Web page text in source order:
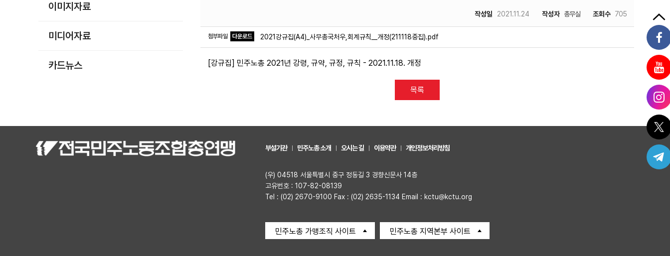
이미지자료
미디어자료
카드뉴스
작성일 2021.11.24 작성자 총무실 조회수 705
첨부파일 다운로드 2021강규집(A4)_사무총국처우,회계규칙__개정(211118중집).pdf
[강규집] 민주노총 2021년 강령, 규약, 규정, 규칙 - 2021.11.18. 개정
목록
부설기관 민주노총 소개 오시는 길 이용약관 개인정보처리방침
(우) 04518 서울특별시 중구 정동길 3 경향신문사 14층
고유번호 : 107-82-08139
Tel : (02) 2670-9100 Fax : (02) 2635-1134 Email : kctu@kctu.org
민주노총 가맹조직 사이트 민주노총 지역본부 사이트